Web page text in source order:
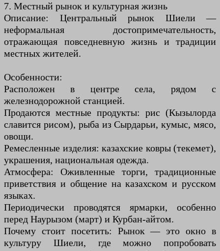
7. Местный рынок и культурная жизнь
Описание: Центральный рынок Шиели —
неформальная достопримечательность,
отражающая повседневную жизнь и традиции
местных жителей.
Особенности:
Расположен в центре села, рядом с
железнодорожной станцией.
Продаются местные продукты: рис (Кызылорда
славится рисом), рыба из Сырдарьи, кумыс, мясо,
овощи.
Ремесленные изделия: казахские ковры (текемет),
украшения, национальная одежда.
Атмосфера: Оживленные торги, традиционные
приветствия и общение на казахском и русском
языках.
Периодически проводятся ярмарки, особенно
перед Наурызом (март) и Курбан-айтом.
Почему стоит посетить: Рынок — это окно в
культуру Шиели, где можно попробовать